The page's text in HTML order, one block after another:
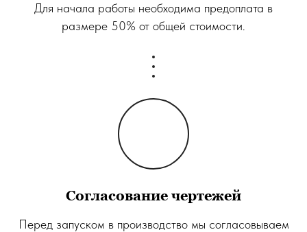
Для начала работы необходима предоплата в
размере 50% от общей стоимости.
Согласование чертежей
Перед запуском в производство мы согласовываем